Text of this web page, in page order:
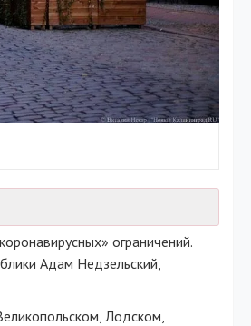
ограничений.
Адам Недзельский,
Лодском,